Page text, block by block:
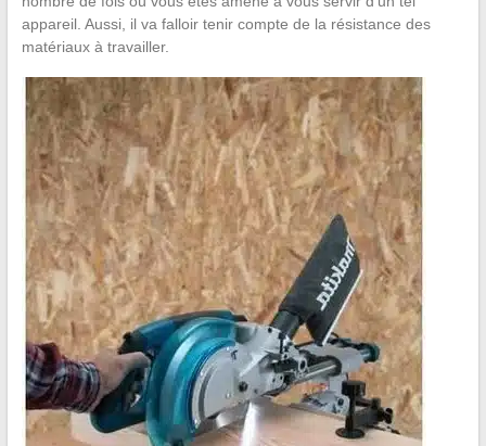
appareil. Aussi, il va falloir tenir compte de la résistance des
matériaux à travailler.